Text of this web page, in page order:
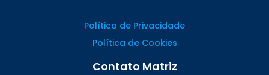
Política de Privacidade
Política de Cookies
Contato Matriz